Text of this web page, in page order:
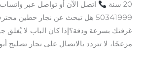
20 سنة
50341999 هل تبحث عن نجار حطين
غرفتك بسرعة ودقة؟إذا كان الباب لا يُغلق
مزعجًا، لا تتردد بالاتصال على نجار تصليح